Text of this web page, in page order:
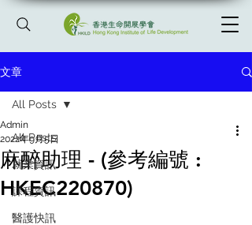
文章
All Posts
就業資訊
課程資訊
醫護快訊
All Posts
麻醉助理 - (參考編號 :
HKEC220870)
Admin
2022年9月5日